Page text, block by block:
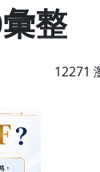
整
12271